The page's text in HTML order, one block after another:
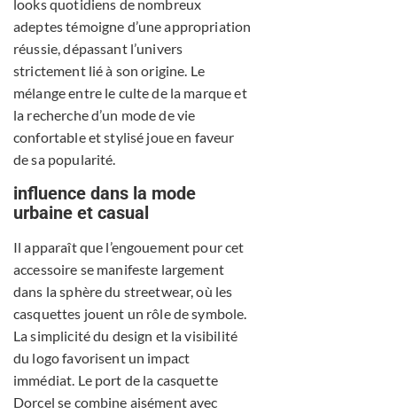
looks quotidiens de nombreux
adeptes témoigne d’une appropriation
réussie, dépassant l’univers
strictement lié à son origine. Le
mélange entre le culte de la marque et
la recherche d’un mode de vie
confortable et stylisé joue en faveur
de sa popularité.
influence dans la mode
urbaine et casual
Il apparaît que l’engouement pour cet
accessoire se manifeste largement
dans la sphère du streetwear, où les
casquettes jouent un rôle de symbole.
La simplicité du design et la visibilité
du logo favorisent un impact
immédiat. Le port de la casquette
Dorcel se combine aisément avec